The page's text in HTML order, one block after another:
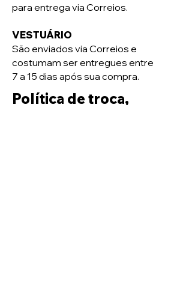
para entrega via Correios.
VESTUÁRIO
São enviados via Correios e
costumam ser entregues entre
7 a 15 dias após sua compra.
Política de troca,